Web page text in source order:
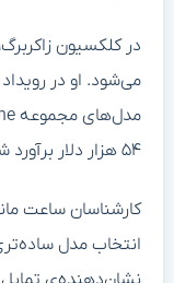
۵۴ هزار دلار برآورد شده است.
کارشناسان ساعت